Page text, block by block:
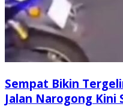
Sempat Bikin
Jalan Narogong Kini